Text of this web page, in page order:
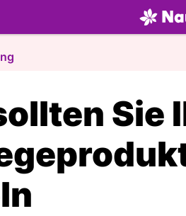
beauty.NAU.ch
Sie